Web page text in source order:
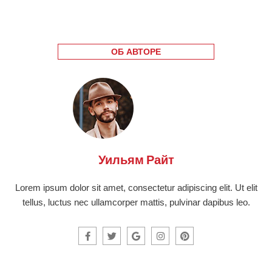
ОБ АВТОРЕ
Уильям Райт
Lorem ipsum dolor sit amet, consectetur adipiscing elit. Ut elit
tellus, luctus nec ullamcorper mattis, pulvinar dapibus leo.